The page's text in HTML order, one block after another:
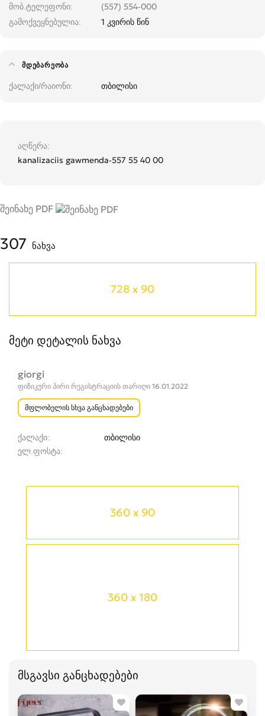
360 x 90
360 x 180
მსგავსი განცხადებები
მობ.ტელეფონი
(557) 554-000
გამოქვეყნებულია
1 კვირის წინ
ᲛᲓᲔᲑᲐᲠᲔᲝᲑᲐ
ქალაქი/რაიონი თბილისი
აღწერა
kanalizaciis gawmenda-557 55 40 00
შეინახე PDF
307 ნახვა
728 x 90
მეტი დეტალის ნახვა
giorgi
ფიზიკური პირი რეგისტრაციის თარიღი 16.01.2022
მფლობელის სხვა განცხადებები
ქალაქი
თბილისი
ელ.ფოსტა